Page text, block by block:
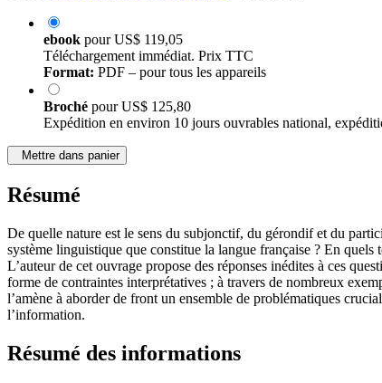
ebook pourUS$ 119,05
Téléchargement immédiat. Prix TTC
Format: PDF – pour tous les appareils
Broché pourUS$ 125,80
Expédition en environ 10 jours ouvrables national,
Mettre dans panier
Résumé
De quelle nature est le sens du subjonctif, du gérondif et du
système linguistique que constitue la langue française ? En
L’auteur de cet ouvrage propose des réponses inédites à ces
forme de contraintes interprétatives ; à travers de nombreux
l’amène à aborder de front un ensemble de problématiques
l’information.
Résumé des informations